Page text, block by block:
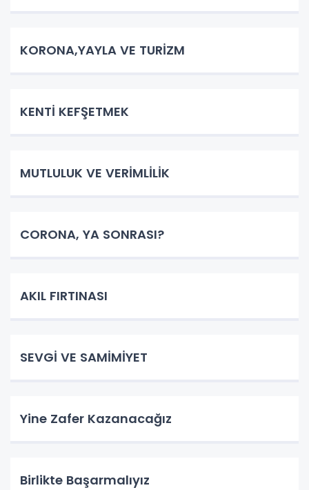
KORONA,YAYLA VE TURİZM
KENTİ KEFŞETMEK
MUTLULUK VE VERİMLİLİK
CORONA, YA SONRASI?
AKIL FIRTINASI
SEVGİ VE SAMİMİYET
Yine Zafer Kazanacağız
Birlikte Başarmalıyız